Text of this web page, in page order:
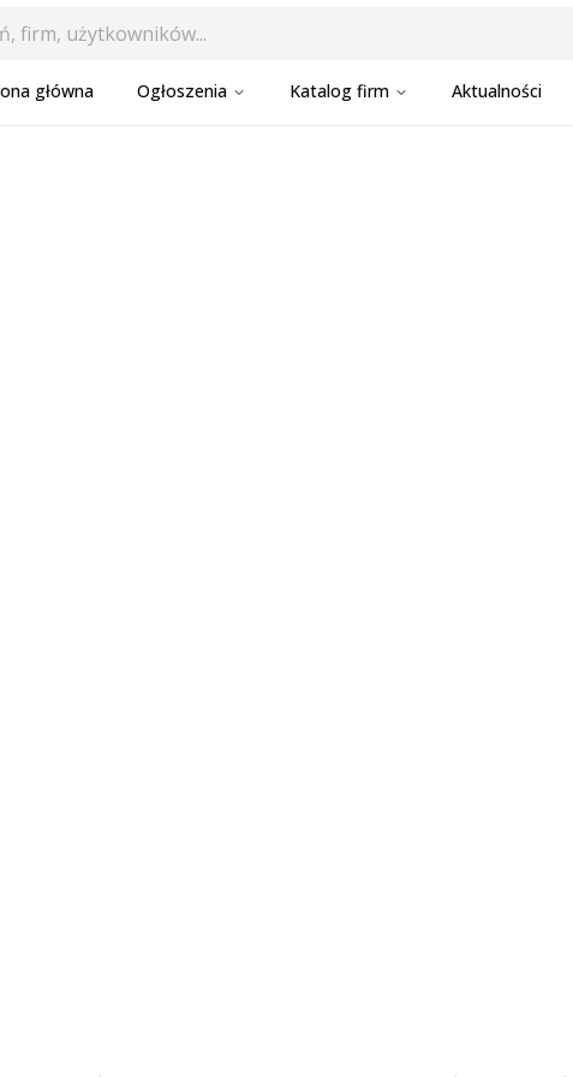
główna Ogłoszenia Katalog firm Aktualności